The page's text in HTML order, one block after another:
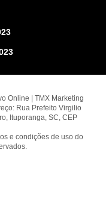
Online | TMX Marketing
Rua Prefeito Virgilio
Ituporanga, SC, CEP
e condições de uso do